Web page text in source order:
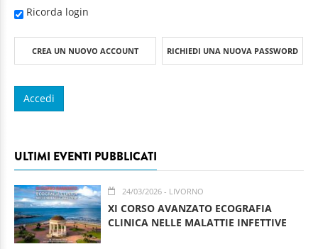
Ricorda login
CREA UN NUOVO ACCOUNT RICHIEDI UNA NUOVA PASSWORD
ULTIMI EVENTI PUBBLICATI
24/03/2026 - LIVORNO
XI CORSO AVANZATO ECOGRAFIA
CLINICA NELLE MALATTIE INFETTIVE